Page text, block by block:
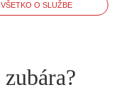
VŠETKO O SLUŽBE